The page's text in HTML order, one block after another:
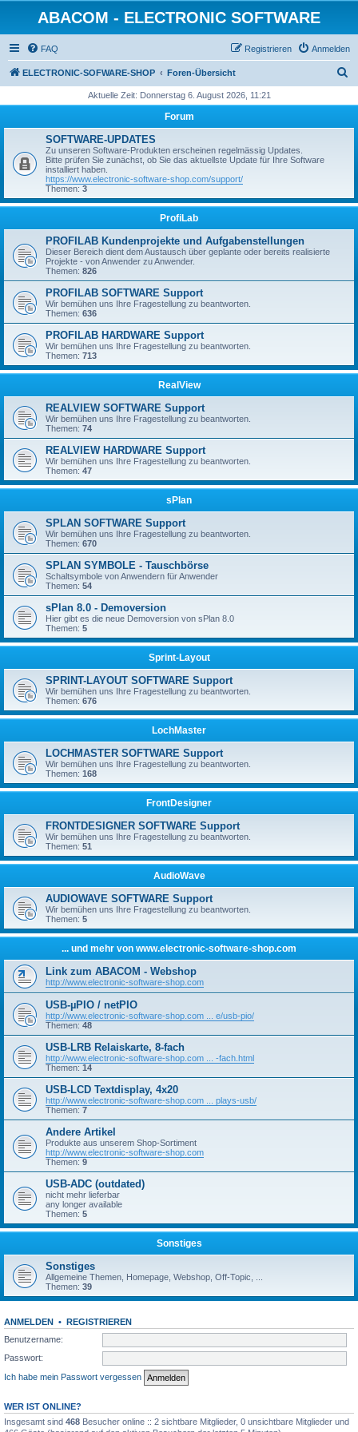
ABACOM - ELECTRONIC SOFTWARE
FAQ Anmelden
Registrieren
ELECTRONIC-SOFWARE-SHOP Foren-Übersicht
h
Aktuelle Zeit: Donnerstag 6. August 2026, 11:21
Forum
SOFTWARE-UPDATES
Zu unseren Software-Produkten erscheinen regelmässig Updates.
Bitte prüfen Sie zunächst, ob Sie das aktuellste Update für Ihre Software
installiert haben.
https://www.electronic-software-shop.com/support/
Themen: 3
ProfiLab
PROFILAB Kundenprojekte und Aufgabenstellungen
Dieser Bereich dient dem Austausch über geplante oder bereits realisierte
Projekte - von Anwender zu Anwender.
Themen: 826
PROFILAB SOFTWARE Support
Wir bemühen uns Ihre Fragestellung zu beantworten.
Themen: 636
PROFILAB HARDWARE Support
Wir bemühen uns Ihre Fragestellung zu beantworten.
Themen: 713
RealView
REALVIEW SOFTWARE Support
Wir bemühen uns Ihre Fragestellung zu beantworten.
Themen: 74
REALVIEW HARDWARE Support
Wir bemühen uns Ihre Fragestellung zu beantworten.
Themen: 47
sPlan
SPLAN SOFTWARE Support
Wir bemühen uns Ihre Fragestellung zu beantworten.
Themen: 670
SPLAN SYMBOLE - Tauschbörse
Schaltsymbole von Anwendern für Anwender
Themen: 54
sPlan 8.0 - Demoversion
Hier gibt es die neue Demoversion von sPlan 8.0
Themen: 5
Sprint-Layout
SPRINT-LAYOUT SOFTWARE Support
Wir bemühen uns Ihre Fragestellung zu beantworten.
Themen: 676
LochMaster
LOCHMASTER SOFTWARE Support
Wir bemühen uns Ihre Fragestellung zu beantworten.
Themen: 168
FrontDesigner
FRONTDESIGNER SOFTWARE Support
Wir bemühen uns Ihre Fragestellung zu beantworten.
Themen: 51
AudioWave
AUDIOWAVE SOFTWARE Support
Wir bemühen uns Ihre Fragestellung zu beantworten.
Themen: 5
... und mehr von www.electronic-software-shop.com
Link zum ABACOM - Webshop
http://www.electronic-software-shop.com
USB-µPIO / netPIO
http://www.electronic-software-shop.com ... e/usb-pio/
Themen: 48
USB-LRB Relaiskarte, 8-fach
http://www.electronic-software-shop.com ... -fach.html
Themen: 14
USB-LCD Textdisplay, 4x20
http://www.electronic-software-shop.com ... plays-usb/
Themen: 7
Andere Artikel
Produkte aus unserem Shop-Sortiment
http://www.electronic-software-shop.com
Themen: 9
USB-ADC (outdated)
nicht mehr lieferbar
any longer available
Themen: 5
Sonstiges
Sonstiges
Allgemeine Themen, Homepage, Webshop, Off-Topic, ...
Themen: 39
ANMELDEN • REGISTRIEREN
Benutzername:
Passwort:
Ich habe mein Passwort vergessen
WER IST ONLINE?
Insgesamt sind 468 Besucher online :: 2 sichtbare Mitglieder, 0 unsichtbare Mitglieder und